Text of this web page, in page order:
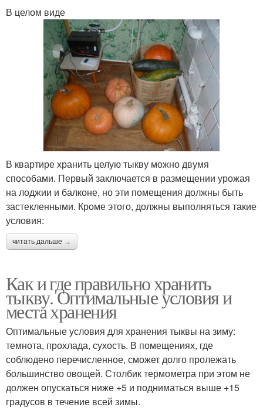
В целом виде
В квартире хранить целую тыкву можно двумя
способами. Первый заключается в размещении урожая
на лоджии и балконе, но эти помещения должны быть
застекленными. Кроме этого, должны выполняться такие
условия:
читать дальше →
Как и где правильно хранить
тыкву. Оптимальные условия и
места хранения
Оптимальные условия для хранения тыквы на зиму:
темнота, прохлада, сухость. В помещениях, где
соблюдено перечисленное, сможет долго пролежать
большинство овощей. Столбик термометра при этом не
должен опускаться ниже +5 и подниматься выше +15
градусов в течение всей зимы.